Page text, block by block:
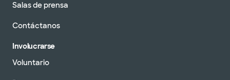
Salas de prensa
Contáctanos
Involucrarse
Voluntario